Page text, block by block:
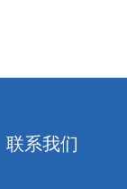
联系我们